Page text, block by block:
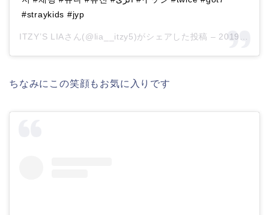
#straykids #jyp
ITZY’S LIAさん(@lia__itzy5)がシェアした投稿 – 2019年 9月月3日午前3時38分PDT
ちなみにこの笑顔もお気に入りです